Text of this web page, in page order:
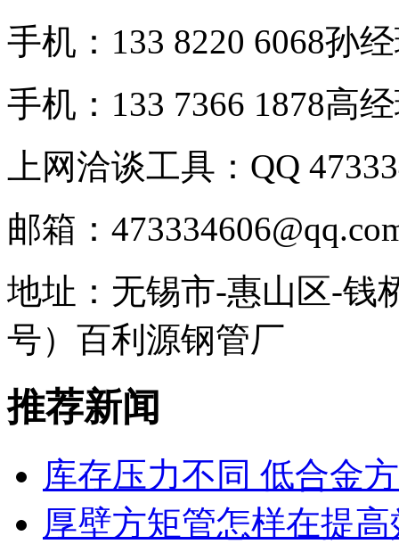
手机：133 8220 6068孙
手机：133 7366 1878高
上网洽谈工具：QQ
邮箱：
地址：无锡市-惠山区-钱
号）百利源钢管厂
推荐新闻
库存压力不同 低合金
厚壁方矩管怎样在提